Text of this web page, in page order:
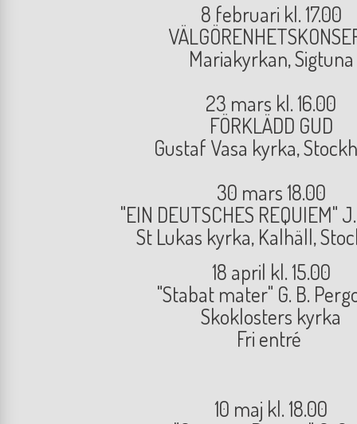
8 februari kl. 17.00
Mariakyrkan, Sigtuna
23 mars kl. 16.00
FÖRKLÄDD GUD
Gustaf Vasa kyrka,
30 mars 18.00
"EIN DEUTSCHES REQUIEM"
St Lukas kyrka, Kalhäll,
18 april kl. 15.00
"Stabat mater" G. B.
Skoklosters kyrka
Fri entré
10 maj kl. 18.00